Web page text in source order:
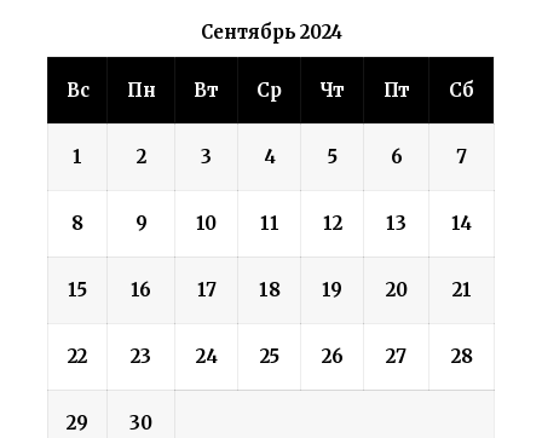
Сентябрь 2024
Вс Пн Вт Ср Чт Пт Сб
1 2 3 4 5 6 7
8 9 10 11 12 13 14
15 16 17 18 19 20 21
22 23 24 25 26 27 28
29 30